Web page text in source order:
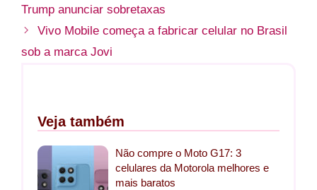
Trump anunciar sobretaxas
Vivo Mobile começa a fabricar celular no Brasil
sob a marca Jovi
Veja também
Não compre o Moto G17: 3
celulares da Motorola melhores e
mais baratos